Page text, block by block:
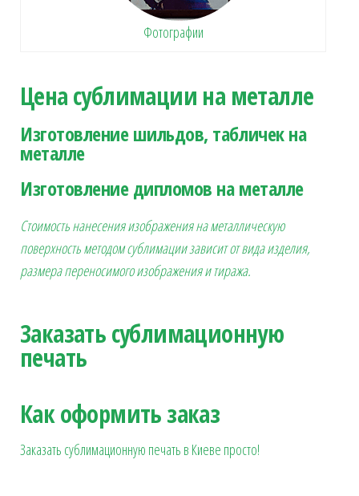
Фотографии
Цена сублимации на металле
Изготовление шильдов, табличек на
металле
Изготовление дипломов на металле
Стоимость нанесения изображения на металлическую
поверхность методом сублимации зависит от вида изделия,
размера переносимого изображения и тиража.
Заказать сублимационную
печать
Как оформить заказ
Заказать сублимационную печать в Киеве просто!